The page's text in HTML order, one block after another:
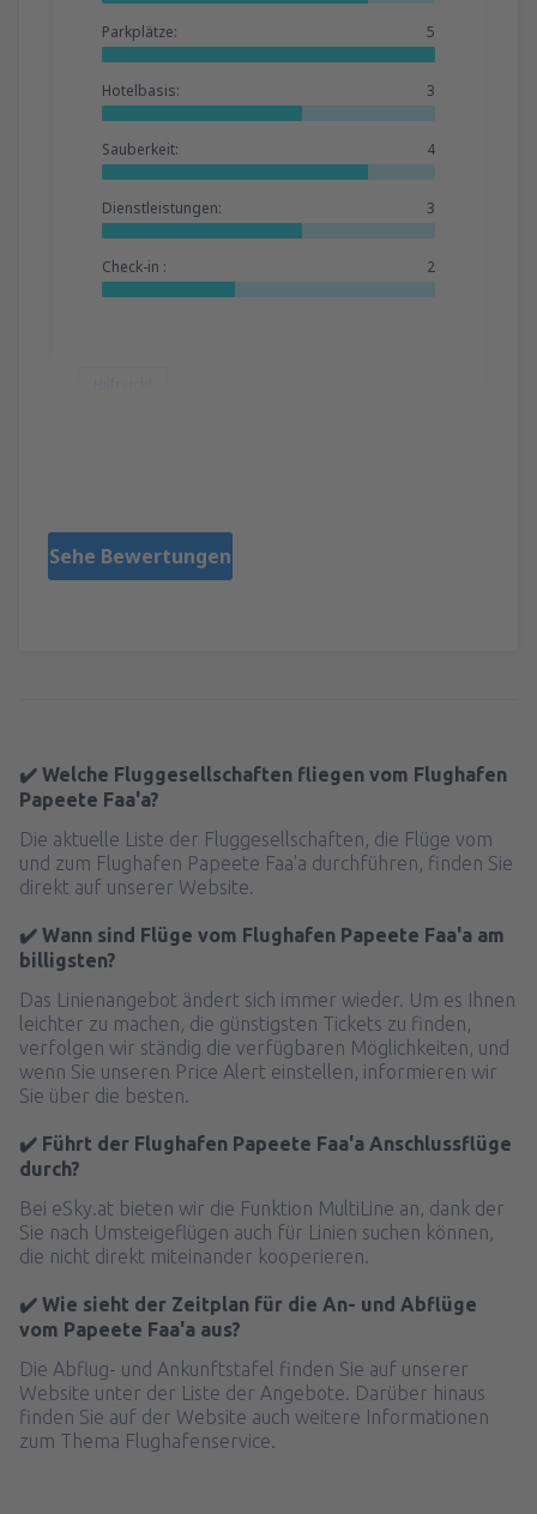
Parkplätze: 5
Hotelbasis: 3
Sauberkeit: 4
Dienstleistungen: 3
Check-in : 2
Sehe Bewertungen
✔️ Welche Fluggesellschaften fliegen vom Flughafen
Papeete Faa'a?
Die aktuelle Liste der Fluggesellschaften, die Flüge vom
und zum Flughafen Papeete Faa'a durchführen, finden Sie
direkt auf unserer Website.
✔️ Wann sind Flüge vom Flughafen Papeete Faa'a am
billigsten?
Das Linienangebot ändert sich immer wieder. Um es Ihnen
leichter zu machen, die günstigsten Tickets zu finden,
verfolgen wir ständig die verfügbaren Möglichkeiten, und
wenn Sie unseren Price Alert einstellen, informieren wir
Sie über die besten.
✔️ Führt der Flughafen Papeete Faa'a Anschlussflüge
durch?
Bei eSky.at bieten wir die Funktion MultiLine an, dank der
Sie nach Umsteigeflügen auch für Linien suchen können,
die nicht direkt miteinander kooperieren.
✔️ Wie sieht der Zeitplan für die An- und Abflüge
vom Papeete Faa'a aus?
Die Abflug- und Ankunftstafel finden Sie auf unserer
Website unter der Liste der Angebote. Darüber hinaus
finden Sie auf der Website auch weitere Informationen
zum Thema Flughafenservice.